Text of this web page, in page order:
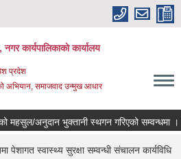
कार्यपालिकाकाे कार्यालय
प्रदेश
अभियान, समाजवाद उन्मुख आधार
महसुल/अनुदान भुक्तानी स्थगन गरिएको सम्वन्धमा ।।।
पेशागत स्वास्थ्य सुरक्षा सम्वन्धी संचालन कार्यविधि